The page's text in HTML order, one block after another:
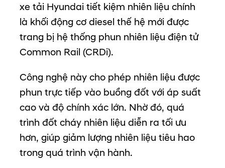
xe tải Hyundai tiết kiệm nhiên liệu chính
là khối động cơ diesel thế hệ mới được
trang bị hệ thống phun nhiên liệu điện tử
Common Rail (CRDi).
Công nghệ này cho phép nhiên liệu được
phun trực tiếp vào buồng đốt với áp suất
cao và độ chính xác lớn. Nhờ đó, quá
trình đốt cháy nhiên liệu diễn ra tối ưu
hơn, giúp giảm lượng nhiên liệu tiêu hao
trong quá trình vận hành.